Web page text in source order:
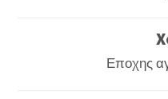
Εποχης